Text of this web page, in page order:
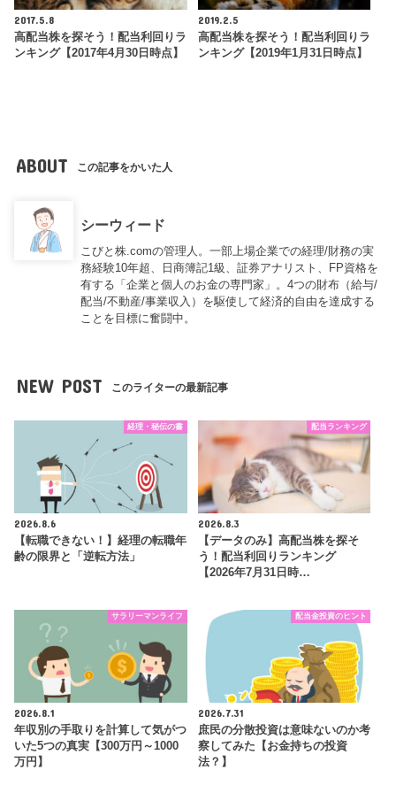
2017.5.8
高配当株を探そう！配当利回りラ
ンキング【2017年4月30日時点】
2019.2.5
高配当株を探そう！配当利回りラ
ンキング【2019年1月31日時点】
ABOUT この記事をかいた人
シーウィード
こびと株.comの管理人。一部上場企業での経理/財務の実
務経験10年超、日商簿記1級、証券アナリスト、FP資格を
有する「企業と個人のお金の専門家」。4つの財布（給与/
配当/不動産/事業収入）を駆使して経済的自由を達成する
ことを目標に奮闘中。
NEW POST このライターの最新記事
経理・秘伝の書
2026.8.6
【転職できない！】経理の転職年
齢の限界と「逆転方法」
配当ランキング
2026.8.3
【データのみ】高配当株を探そ
う！配当利回りランキング
【2026年7月31日時…
サラリーマンライフ
2026.8.1
年収別の手取りを計算して気がつ
いた5つの真実【300万円～1000
万円】
配当金投資のヒント
2026.7.31
庶民の分散投資は意味ないのか考
察してみた【お金持ちの投資
法？】